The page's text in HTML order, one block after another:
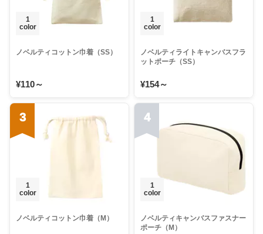
1
color
ノベルティコットン巾着（SS）
¥110～
1
color
ノベルティライトキャンバスフラ
ットポーチ（SS）
¥154～
3
1
color
ノベルティコットン巾着（M）
4
1
color
ノベルティキャンバスファスナー
ポーチ（M）